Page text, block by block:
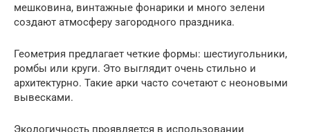
мешковина, винтажные фонарики и много зелени
создают атмосферу загородного праздника.
Геометрия предлагает четкие формы: шестиугольники,
ромбы или круги. Это выглядит очень стильно и
архитектурно. Такие арки часто сочетают с неоновыми
вывесками.
Экологичность проявляется в использовании